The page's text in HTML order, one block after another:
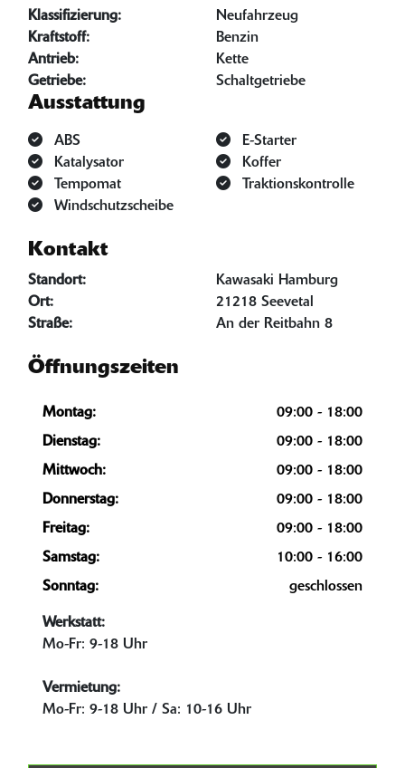
Klassifizierung:
Neufahrzeug
Kraftstoff:
Benzin
Antrieb:
Kette
Getriebe:
Schaltgetriebe
Ausstattung
ABS
E-Starter
Katalysator
Koffer
Tempomat
Traktionskontrolle
Windschutzscheibe
Kontakt
Standort:
Kawasaki Hamburg
Ort:
21218 Seevetal
Straße:
An der Reitbahn 8
Öffnungszeiten
Montag:
09:00 - 18:00
Dienstag:
09:00 - 18:00
Mittwoch:
09:00 - 18:00
Donnerstag:
09:00 - 18:00
Freitag:
09:00 - 18:00
Samstag:
10:00 - 16:00
Sonntag:
geschlossen
Werkstatt:
Mo-Fr: 9-18 Uhr
Vermietung:
Mo-Fr: 9-18 Uhr / Sa: 10-16 Uhr